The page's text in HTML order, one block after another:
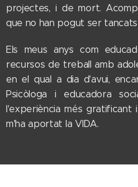
projectes, i de mort.
que no han pogut ser
Els meus anys com
recursos de treball amb
en el qual a dia d'avui,
Psicòloga i educadora
l'experiència més
m'ha aportat la VIDA.